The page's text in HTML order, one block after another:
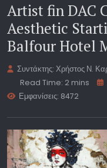
Artist fin DAC
Aesthetic
Balfour Hotel
Συντάκτης:Χρήστος Ν.
Read Time: 2 mins
Εμφανίσεις: 8472